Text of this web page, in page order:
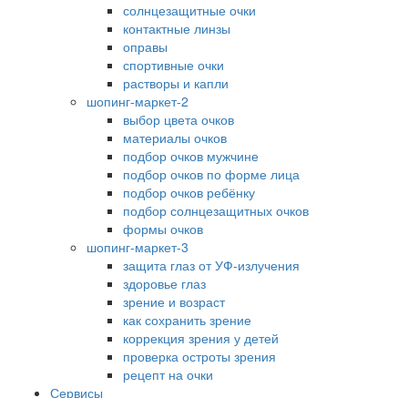
солнцезащитные очки
контактные линзы
оправы
спортивные очки
растворы и капли
шопинг-маркет-2
выбор цвета очков
материалы очков
подбор очков мужчине
подбор очков по форме лица
подбор очков ребёнку
подбор солнцезащитных очков
формы очков
шопинг-маркет-3
защита глаз от УФ-излучения
здоровье глаз
зрение и возраст
как сохранить зрение
коррекция зрения у детей
проверка остроты зрения
рецепт на очки
Сервисы